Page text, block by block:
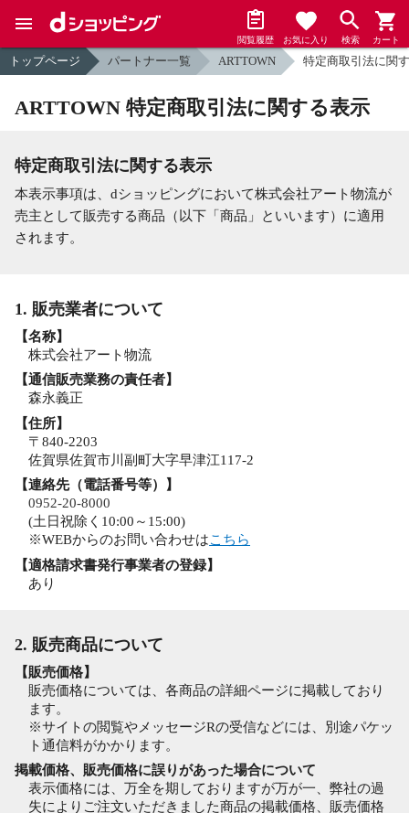
閲覧履歴 お気に入り 検索 カート
トップページ パートナー一覧 ARTTOWN 特定商取引法に関
ARTTOWN 特定商取引法に関する表示
特定商取引法に関する表示
本表示事項は、dショッピングにおいて株式会社アート物流が
売主として販売する商品（以下「商品」といいます）に適用
されます。
1. 販売業者について
【名称】
株式会社アート物流
【通信販売業務の責任者】
森永義正
【住所】
〒840-2203
佐賀県佐賀市川副町大字早津江117-2
【連絡先（電話番号等）】
0952-20-8000
(土日祝除く10:00～15:00)
※WEBからのお問い合わせはこちら
【適格請求書発行事業者の登録】
あり
2. 販売商品について
【販売価格】
販売価格については、各商品の詳細ページに掲載しており
ます。
※サイトの閲覧やメッセージRの受信などには、別途パケッ
ト通信料がかかります。
掲載価格、販売価格に誤りがあった場合について
表示価格には、万全を期しておりますが万が一、弊社の過
失によりご注文いただきました商品の掲載価格、販売価格